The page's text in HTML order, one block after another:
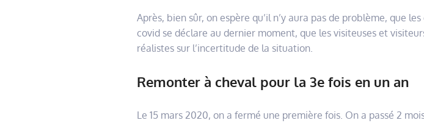
Après, bien sûr, on espère qu’il n’y aura pas de problème, que
covid se déclare au dernier moment, que les visiteuses et
réalistes sur l’incertitude de la situation.
Remonter à cheval pour la 3e fois en un an
Le 15 mars 2020, on a fermé une première fois. On a passé 2